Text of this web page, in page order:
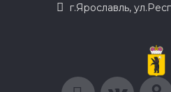
г.Ярославль,